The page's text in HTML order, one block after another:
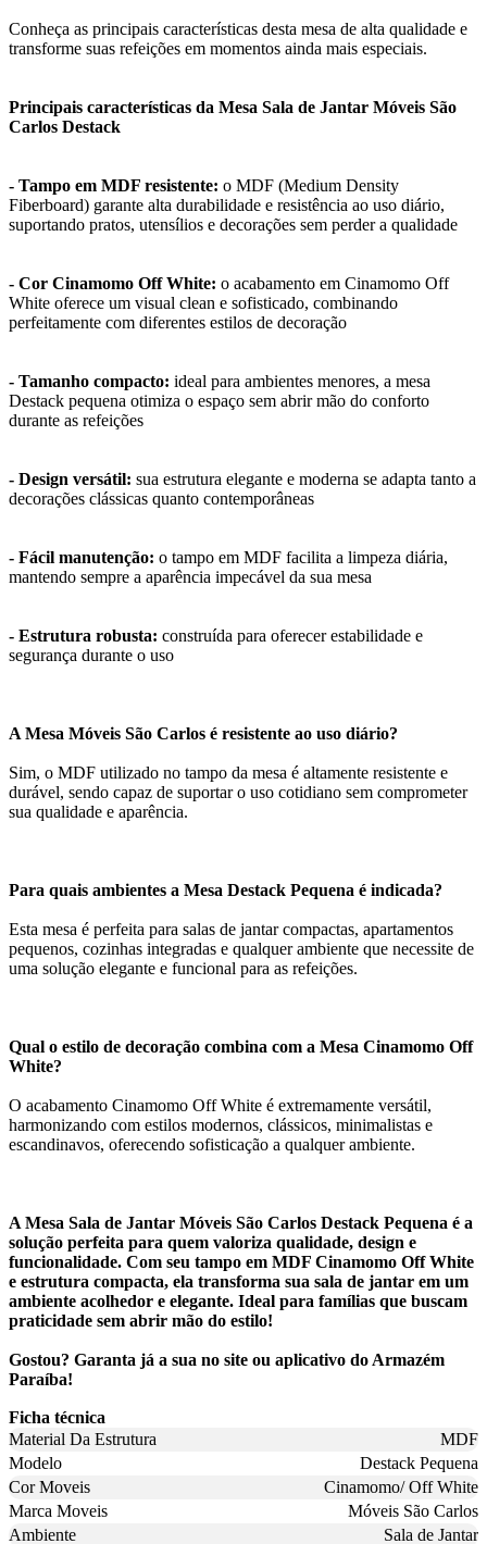
Conheça as principais características desta mesa de alta qualidade e
transforme suas refeições em momentos ainda mais especiais.
Principais características da Mesa Sala de Jantar Móveis São
Carlos Destack
- Tampo em MDF resistente: o MDF (Medium Density
Fiberboard) garante alta durabilidade e resistência ao uso diário,
suportando pratos, utensílios e decorações sem perder a qualidade
- Cor Cinamomo Off White: o acabamento em Cinamomo Off
White oferece um visual clean e sofisticado, combinando
perfeitamente com diferentes estilos de decoração
- Tamanho compacto: ideal para ambientes menores, a mesa
Destack pequena otimiza o espaço sem abrir mão do conforto
durante as refeições
- Design versátil: sua estrutura elegante e moderna se adapta tanto a
decorações clássicas quanto contemporâneas
- Fácil manutenção: o tampo em MDF facilita a limpeza diária,
mantendo sempre a aparência impecável da sua mesa
- Estrutura robusta: construída para oferecer estabilidade e
segurança durante o uso
A Mesa Móveis São Carlos é resistente ao uso diário?
Sim, o MDF utilizado no tampo da mesa é altamente resistente e
durável, sendo capaz de suportar o uso cotidiano sem comprometer
sua qualidade e aparência.
Para quais ambientes a Mesa Destack Pequena é indicada?
Esta mesa é perfeita para salas de jantar compactas, apartamentos
pequenos, cozinhas integradas e qualquer ambiente que necessite de
uma solução elegante e funcional para as refeições.
Qual o estilo de decoração combina com a Mesa Cinamomo Off
White?
O acabamento Cinamomo Off White é extremamente versátil,
harmonizando com estilos modernos, clássicos, minimalistas e
escandinavos, oferecendo sofisticação a qualquer ambiente.
A Mesa Sala de Jantar Móveis São Carlos Destack Pequena é a
solução perfeita para quem valoriza qualidade, design e
funcionalidade. Com seu tampo em MDF Cinamomo Off White
e estrutura compacta, ela transforma sua sala de jantar em um
ambiente acolhedor e elegante. Ideal para famílias que buscam
praticidade sem abrir mão do estilo!
Gostou? Garanta já a sua no site ou aplicativo do Armazém
Paraíba!
Ficha técnica
Material Da Estrutura
MDF
Modelo
Destack Pequena
Cor Moveis
Cinamomo/ Off White
Marca Moveis
Móveis São Carlos
Ambiente
Sala de Jantar